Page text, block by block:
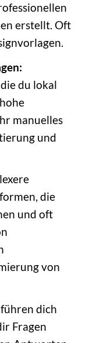
erstellt. Oft
du lokal
manuelles
und
die
und oft
von
dich
Fragen